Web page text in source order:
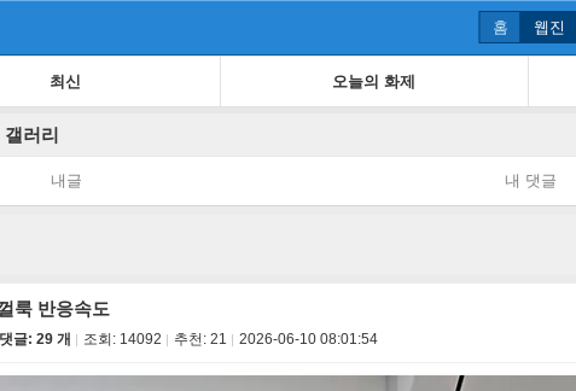
홈 웹진
최신 오늘의 화제
갤러리
내글 내 댓글
룩 반응속도
댓글: 29 개 조회: 14092 추천: 21 2026-06-10 08:01:54